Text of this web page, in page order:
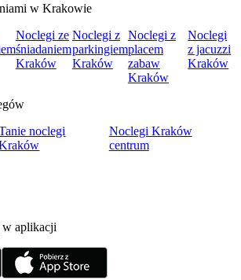
w Krakowie
Noclegi ze
śniadaniem
Kraków
Noclegi z
parkingiem
Kraków
Noclegi z
placem
zabaw
Kraków
Noclegi
z jacuzzi
Kraków
noclegi
Noclegi Kraków
centrum
aplikacji